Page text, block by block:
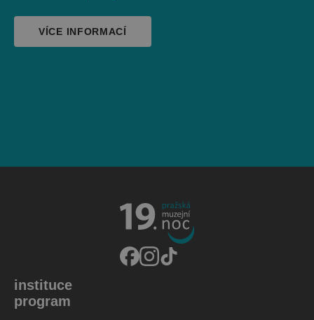
VÍCE INFORMACÍ
instituce
program